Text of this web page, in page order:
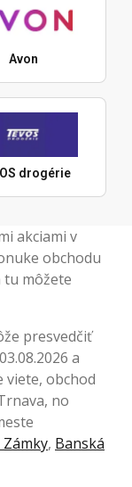
Avon
drogérie
akciami v
obchodu
tu môžete
presvedčiť
a
viete, obchod
no
, Banská